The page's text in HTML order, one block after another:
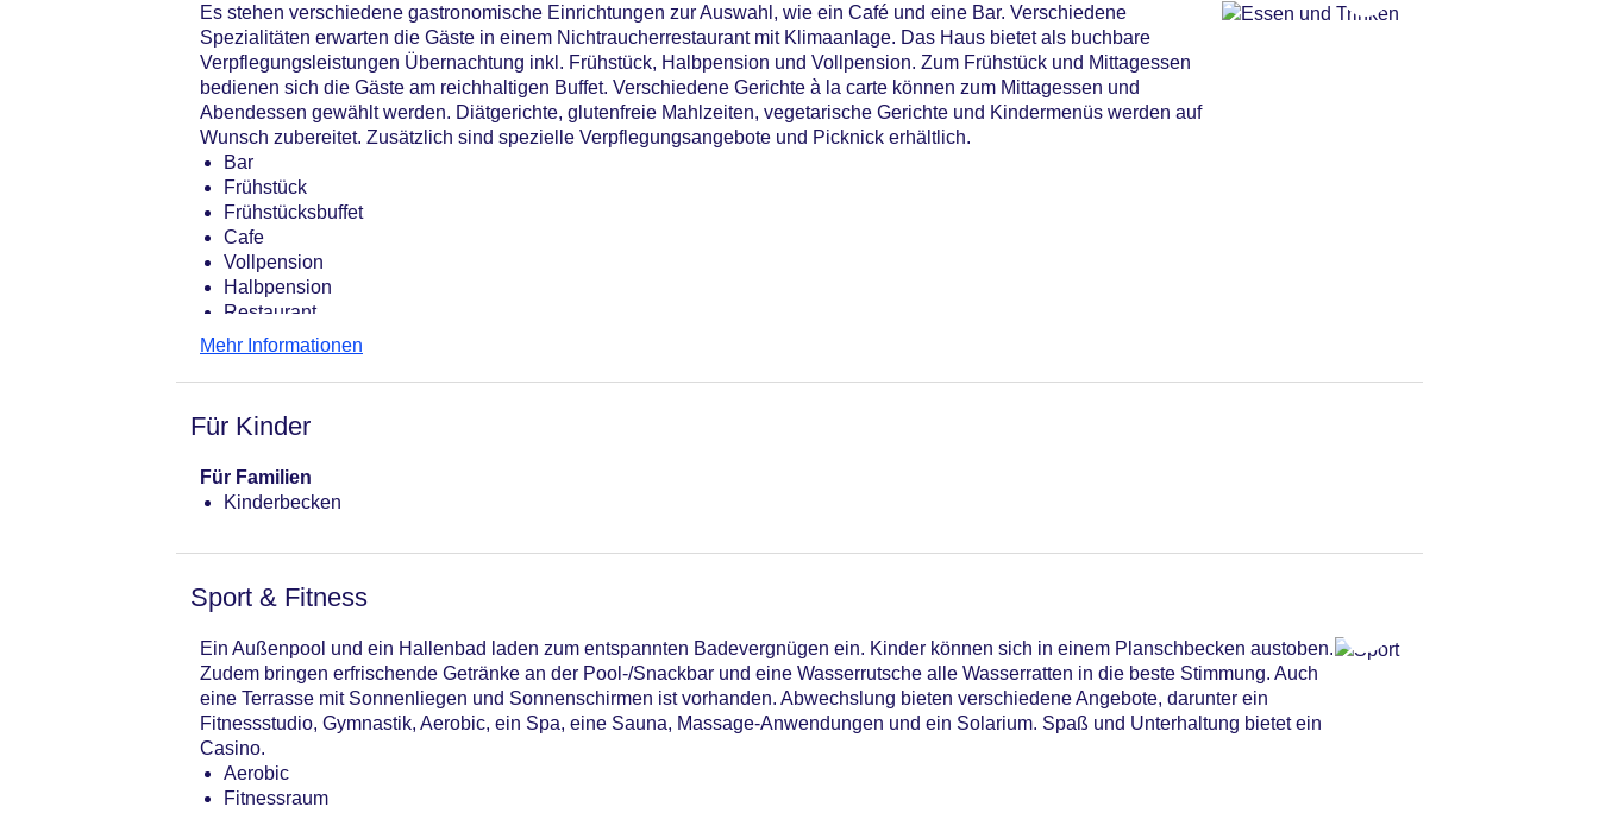
Anzahl der Aufzüge: 1
Haustiere: gegen Gebühr
Zimmerservice: gegen Gebühr
Sonnenterrasse
Gesamtanzahl der Stockwerke: 21
Gesamtanzahl der Zimmer: 228
Pools:Kinderbecken, Indoor Pool, Outdoor Pool, Sonnenschirme am Pool, Liegen am Pool, Wasserrutsche
Zahlungsarten: American Express, Diners Club, EC Maestro, Mastercard, Visa
Landeskategorie: 5 Sterne
Es stehen verschiedene gastronomische Einrichtungen zur Auswahl, wie ein Café und eine Bar. Verschiedene
Spezialitäten erwarten die Gäste in einem Nichtraucherrestaurant mit Klimaanlage. Das Haus bietet als buchbare
Verpflegungsleistungen Übernachtung inkl. Frühstück, Halbpension und Vollpension. Zum Frühstück und Mittagessen
bedienen sich die Gäste am reichhaltigen Buffet. Verschiedene Gerichte à la carte können zum Mittagessen und
Abendessen gewählt werden. Diätgerichte, glutenfreie Mahlzeiten, vegetarische Gerichte und Kindermenüs werden auf
Wunsch zubereitet. Zusätzlich sind spezielle Verpflegungsangebote und Picknick erhältlich.
Bar
Frühstück
Frühstücksbuffet
Cafe
Vollpension
Halbpension
Restaurant
Mehr Informationen
Für Kinder
Für Familien
Kinderbecken
Sport & Fitness
Ein Außenpool und ein Hallenbad laden zum entspannten Badevergnügen ein. Kinder können sich in einem Planschbecken austoben.
Zudem bringen erfrischende Getränke an der Pool-/Snackbar und eine Wasserrutsche alle Wasserratten in die beste Stimmung. Auch
eine Terrasse mit Sonnenliegen und Sonnenschirmen ist vorhanden. Abwechslung bieten verschiedene Angebote, darunter ein
Fitnessstudio, Gymnastik, Aerobic, ein Spa, eine Sauna, Massage-Anwendungen und ein Solarium. Spaß und Unterhaltung bietet ein
Casino.
Aerobic
Fitnessraum